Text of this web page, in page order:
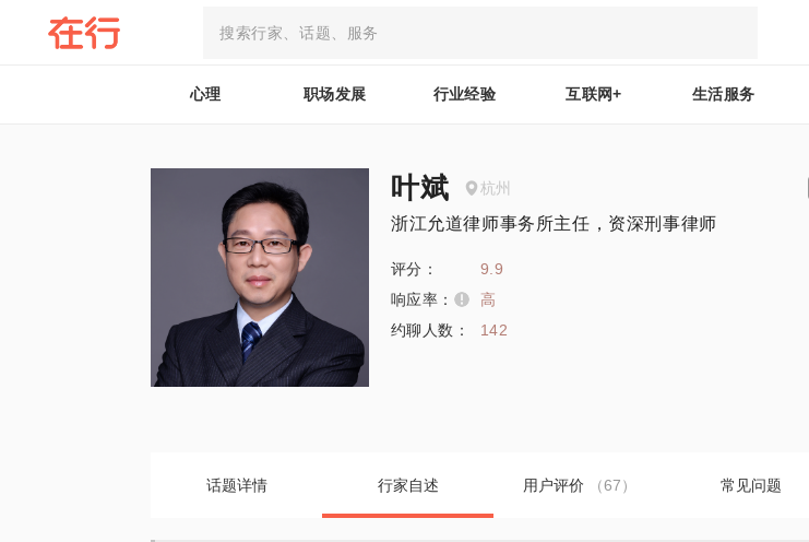
心理 职场发展 行业经验 互联网+ 生活服务
叶斌 杭州
浙江允道律师事务所主任，资深刑事律师
评分：
9.9
响应率：
高
约聊人数：
142
话题详情 行家自述 用户评价 （67） 常见问题